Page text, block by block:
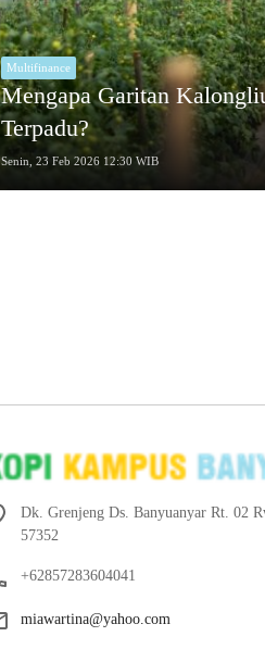
Multifinance
Mengapa Garitan
Terpadu?
Senin, 23 Feb 2026 12:30 WIB
Dk. Grenjeng Ds. Banyuanyar Rt. 02
57352
+62857283604041
miawartina@yahoo.com